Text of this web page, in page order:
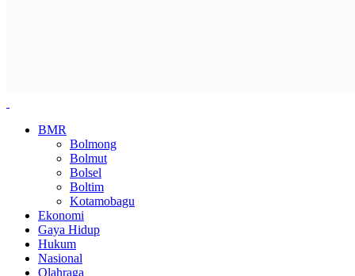
BMR
Bolmong
Bolmut
Bolsel
Boltim
Kotamobagu
Ekonomi
Gaya Hidup
Hukum
Nasional
Olahraga